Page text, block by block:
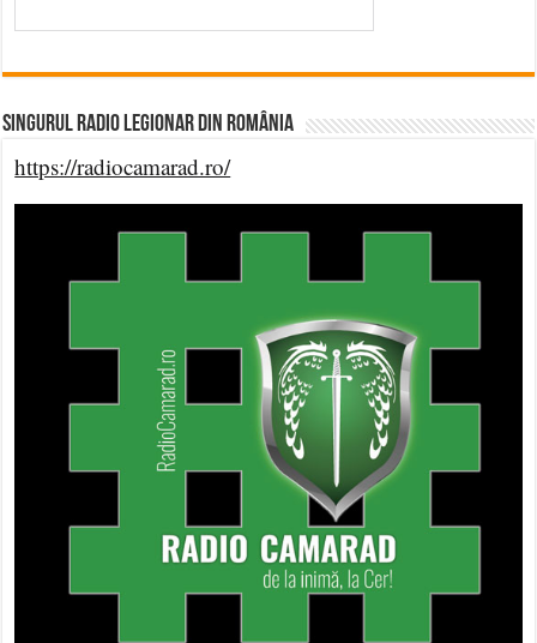
Singurul Radio Legionar din România
https://radiocamarad.ro/